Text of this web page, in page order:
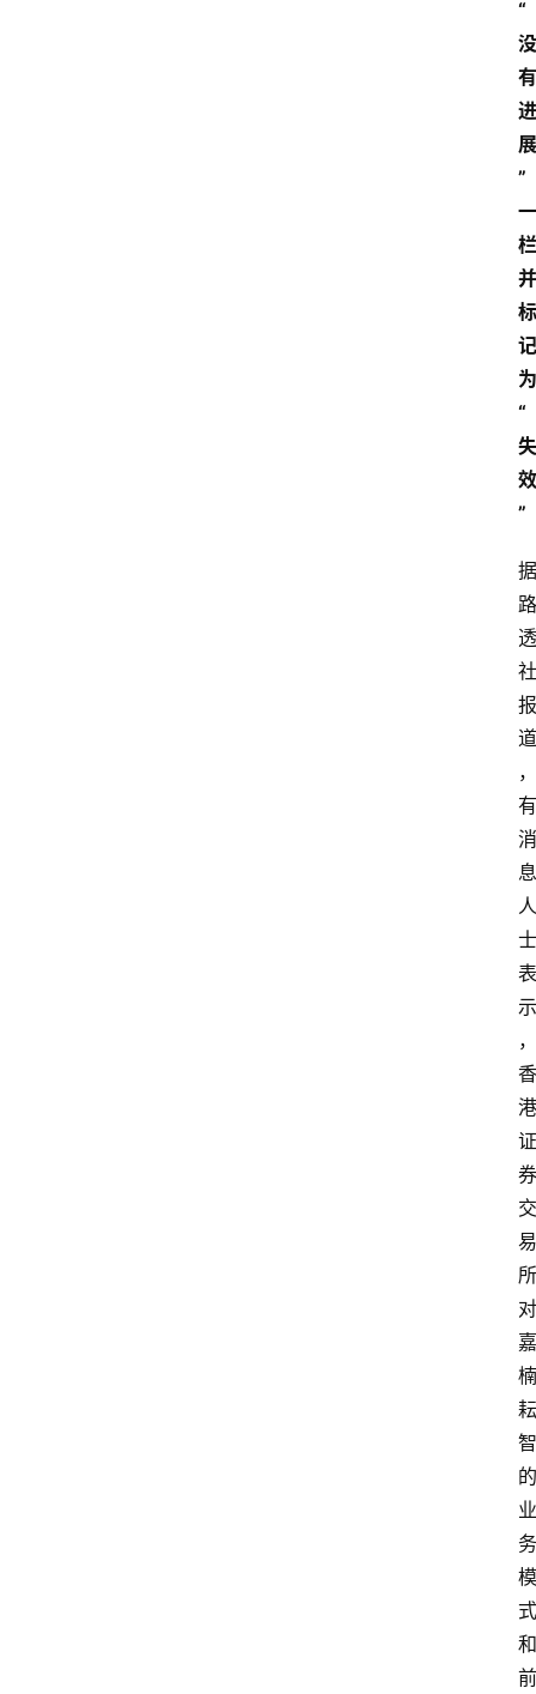
“
没
有
进
展
”
一
栏
并
标
记
为
“
失
效
”
据
路
透
社
报
道
，
有
消
息
人
士
表
示
，
香
港
证
券
交
易
所
对
嘉
楠
耘
智
的
业
务
模
式
和
前